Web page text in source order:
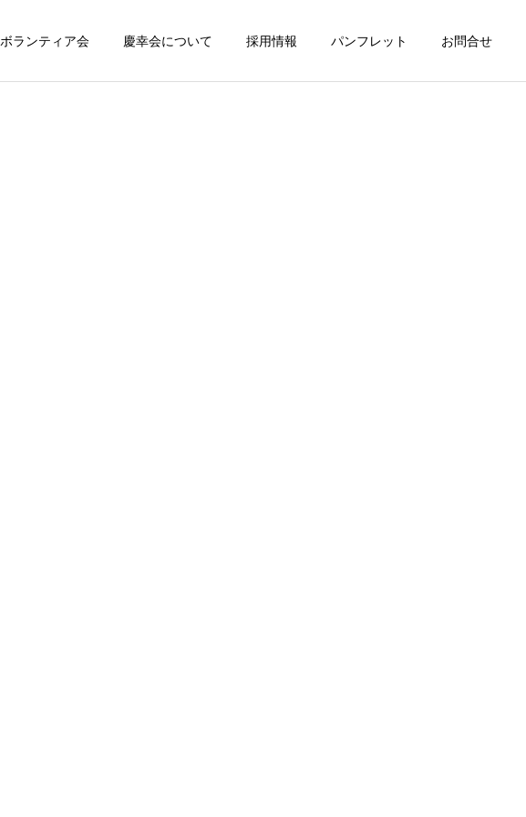
ボランティア会 慶幸会について 採用情報 パンフレット お問合せ